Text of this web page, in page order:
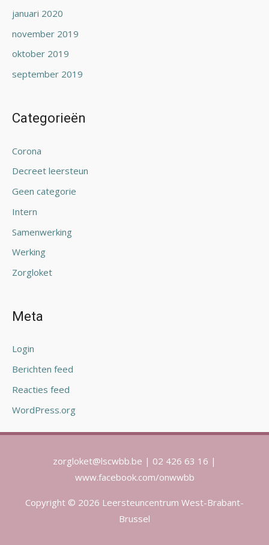
januari 2020
november 2019
oktober 2019
september 2019
Categorieën
Corona
Decreet leersteun
Geen categorie
Intern
Samenwerking
Werking
Zorgloket
Meta
Login
Berichten feed
Reacties feed
WordPress.org
zorgloket@lscwbb.be | 02 426 63 16 |
www.facebook.com/onwwbb
Copyright © 2026 Leersteuncentrum West-Brabant-
Brussel